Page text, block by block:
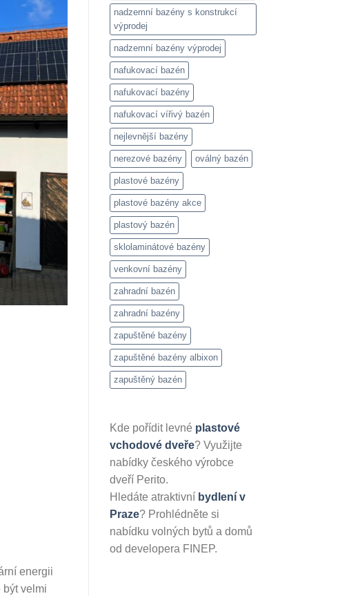
energii
být velmi
nadzemní bazény s konstrukcí
výprodej
nadzemní bazény výprodej
nafukovací bazén
nafukovací bazény
nafukovací vířivý bazén
nejlevnější bazény
nerezové bazény oválný bazén
plastové bazény
plastové bazény akce
plastový bazén
sklolaminátové bazény
venkovní bazény
zahradní bazén
zahradní bazény
zapuštěné bazény
zapuštěné bazény albixon
zapuštěný bazén
Kde pořídit levné plastové
vchodové dveře? Využijte
nabídky českého výrobce
dveří Perito.
Hledáte atraktivní bydlení v
Praze? Prohlédněte si
nabídku volných bytů a domů
od developera FINEP.